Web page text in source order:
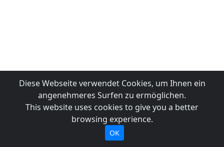
Diese Webseite verwendet Cookies, um Ihnen ein
angenehmeres Surfen zu ermöglichen.
This website uses cookies to give you a better
browsing experience.
OK